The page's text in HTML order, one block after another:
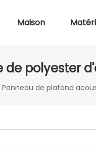
Maison
de polyester
Panneau de plafond